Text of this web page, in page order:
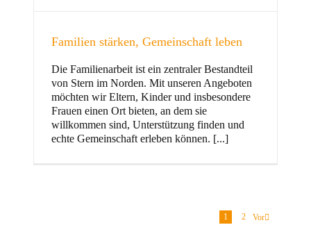
Familien stärken, Gemeinschaft leben
Die Familienarbeit ist ein zentraler Bestandteil
von Stern im Norden. Mit unseren Angeboten
möchten wir Eltern, Kinder und insbesondere
Frauen einen Ort bieten, an dem sie
willkommen sind, Unterstützung finden und
echte Gemeinschaft erleben können. [...]
1 2 Vor